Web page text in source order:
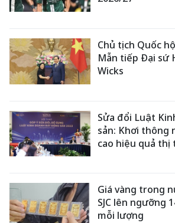
Chủ tịch Quốc
Mẫn tiếp Đại sứ
Wicks
Sửa đổi Luật
sản: Khơi thông
cao hiệu quả thị
Giá vàng trong
SJC lên ngưỡng
mỗi lượng